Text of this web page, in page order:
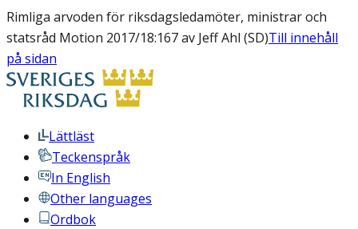
Rimliga arvoden för riksdagsledamöter, ministrar och
statsråd Motion 2017/18:167 av Jeff Ahl (SD)Till innehåll
på sidan
Lättläst
Teckenspråk
In English
Other languages
Ordbok